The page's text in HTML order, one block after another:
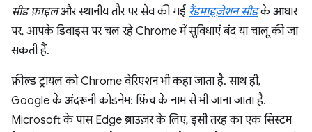
सीड फ़ाइलऔर स्थानीय तौर पर सेव की गई रैंडमाइज़ेशन सीडके आधार
पर, आपके डिवाइस पर चल रहे Chrome में सुविधाएं बंद या चालू की जा
सकती हैं.
फ़ील्ड ट्रायल को Chrome वेरिएशन भी कहा जाता है. साथ ही,
Google के अंदरूनी कोडनेम: फ़िंच के नाम से भी जाना जाता है.
Microsoft के पास Edge ब्राउज़र के लिए, इसी तरह का एक सिस्टम